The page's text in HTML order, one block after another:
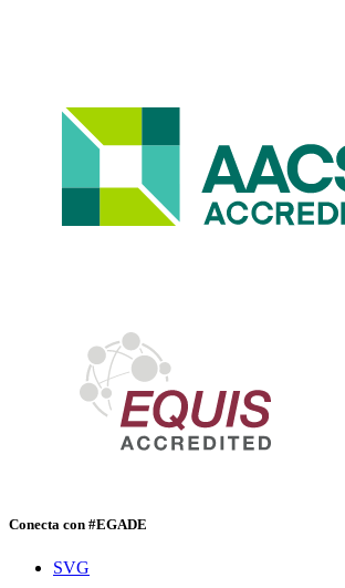
Conecta con #EGADE
SVG